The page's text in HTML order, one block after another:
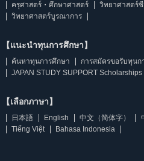
ครุศาสตร์・ศึกษาศาสตร์
วิทยาศาสตร์
วิทยาศาสตร์บูรณาการ
【แนะนำทุนการศึกษา】
ค้นหาทุนการศึกษา
การสมัครขอรับทุนก
JAPAN STUDY SUPPORT Scholarships
【เลือกภาษา】
日本語 English 中文（简体字）
Tiếng Việt
Bahasa Indonesia